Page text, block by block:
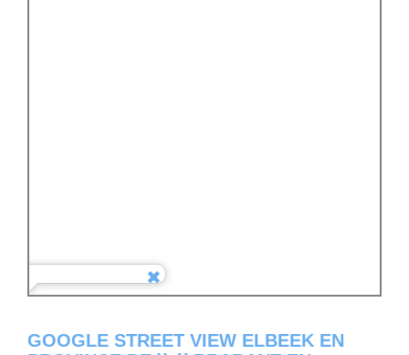
GOOGLE STREET VIEW ELBEEK EN